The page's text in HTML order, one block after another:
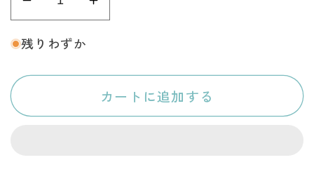
レ
ッ
【国
ジ
ッ
タ
【国
残りわずか
カートに追加する